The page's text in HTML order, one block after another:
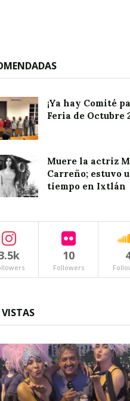
¡Ya hay Comité
Feria de Octubre
Muere la actriz
Carreño; estuvo
tiempo en Ixtlán
10
Followers